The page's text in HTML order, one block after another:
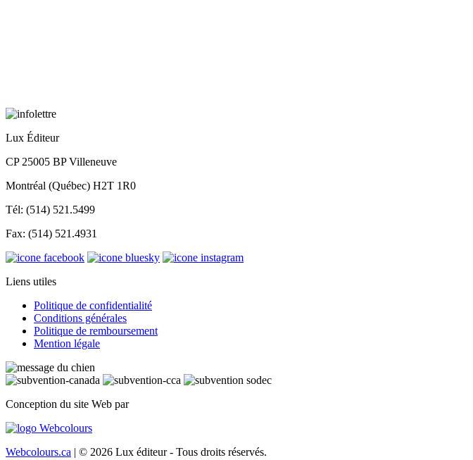
Lux Éditeur
CP 25005 BP Villeneuve
Montréal (Québec) H2T 1R0
Tél: (514) 521.5499
Fax: (514) 521.4931
Liens utiles
Politique de confidentialité
Conditions générales
Politique de remboursement
Mention légale
Conception du site Web par
Webcolours.ca | © 2026 Lux éditeur - Tous droits réservés.